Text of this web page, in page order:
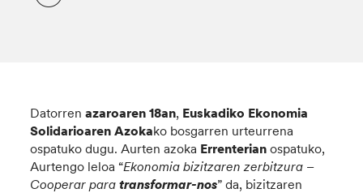
Datorrenazaroaren 18an, Euskadiko Ekonomia
Solidarioaren Azokako bosgarren urteurrena
ospatuko dugu. Aurten azoka Errenterian ospatuko,
Aurtengo leloa “Ekonomia bizitzaren zerbitzura –
Cooperar paratransformar-nos” da, bizitzaren